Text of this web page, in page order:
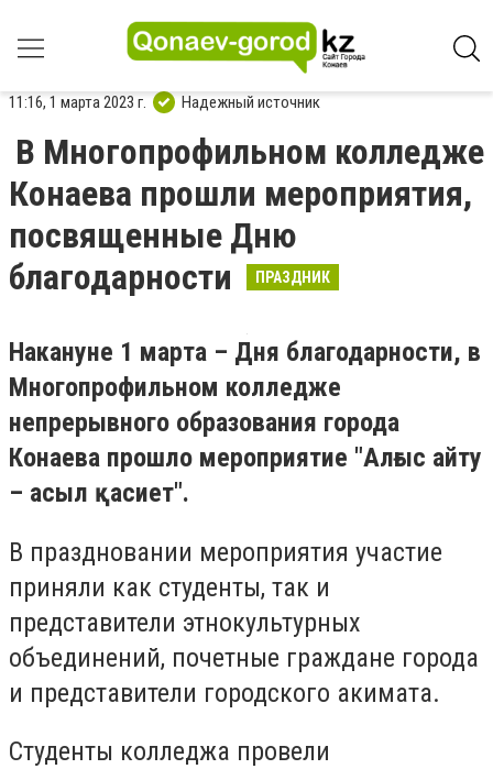
11:16, 1 марта 2023 г. Надежный источник
В Многопрофильном колледже
Конаева прошли мероприятия,
посвященные Дню
благодарности
ПРАЗДНИК
Накануне 1 марта – Дня благодарности, в
Многопрофильном колледже
непрерывного образования города
Конаева прошло мероприятие "Алғыс айту
– асыл қасиет".
В праздновании мероприятия участие
приняли как студенты, так и
представители этнокультурных
объединений, почетные граждане города
и представители городского акимата.
Студенты колледжа провели